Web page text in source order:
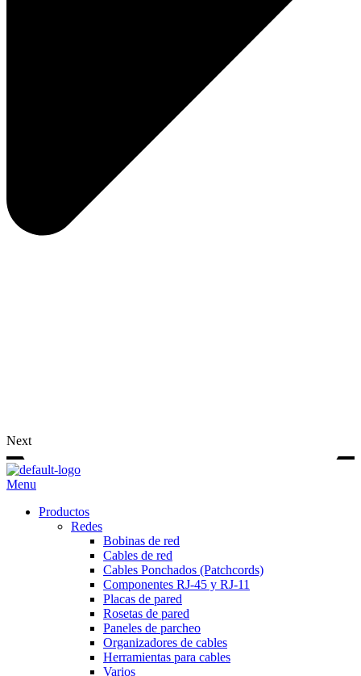
Next
Menu
Productos
Redes
Bobinas de red
Cables de red
Cables Ponchados (Patchcords)
Componentes RJ-45 y RJ-11
Placas de pared
Rosetas de pared
Paneles de parcheo
Organizadores de cables
Herramientas para cables
Varios